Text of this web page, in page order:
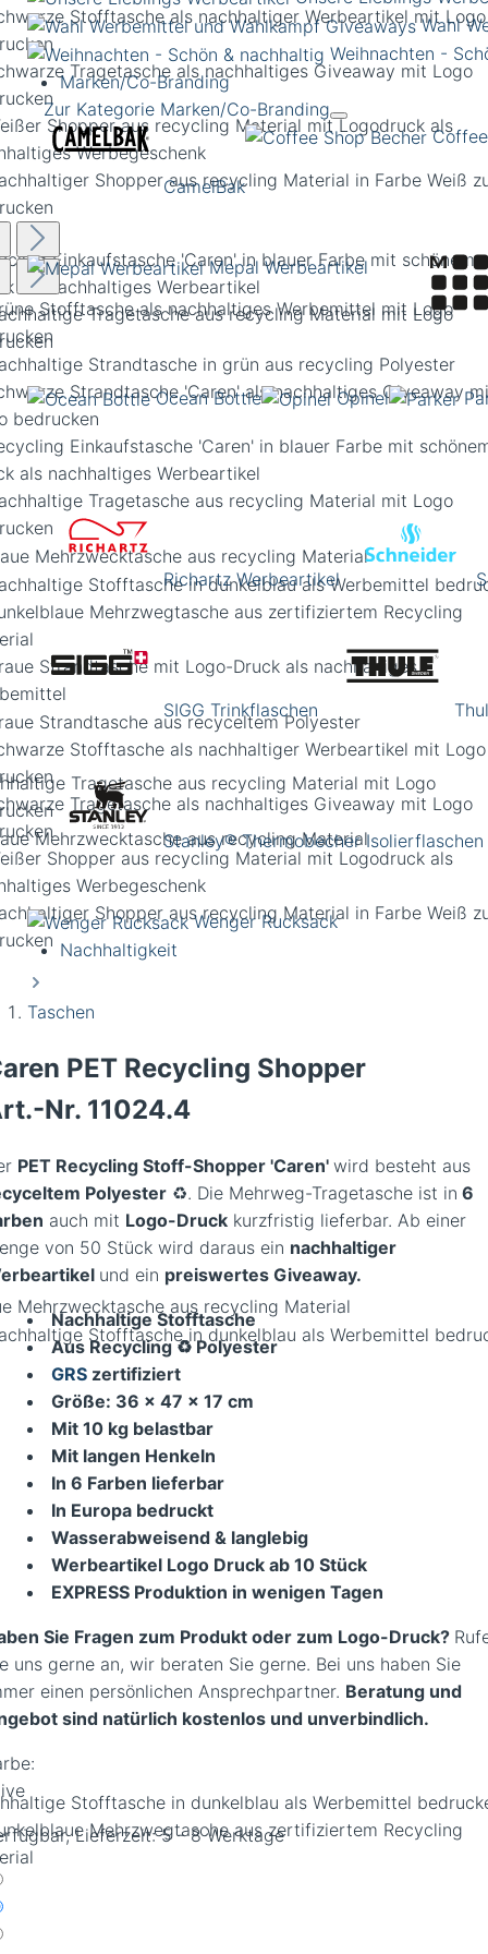
Wahl
Weihnachten -
Marken/Co-Branding
Zur Kategorie Marken/Co-Branding
CamelBak
Mepal Werbeartikel
Ocean Bottle Opinel
Richartz Werbeartikel
SIGG Trinkflaschen
Stanley® Thermobecher Isolierflaschen
Wenger Rucksack
Nachhaltigkeit
Einkaufstasche 'Caren' in blauer Farbe mit schönem
als nachhaltiges Werbeartikel
Tragetasche aus recycling Material mit Logo
Mehrzwecktasche aus recycling Material
Stofftasche in dunkelblau als Werbemittel
Taschen
PET Recycling Shopper
Nr. 11024.4
PET Recycling Stoff-Shopper 'Caren' wird besteht aus
Polyester ♻️. Die Mehrweg-Tragetasche ist in 6
auch mit Logo-Druck kurzfristig lieferbar. Ab einer
von 50 Stück wird daraus ein nachhaltiger
und ein preiswertes Giveaway.
Nachhaltige Stofftasche
Aus Recycling ♻️ Polyester
GRS zertifiziert
Größe: 36 x 47 x 17 cm
Mit 10 kg belastbar
Mit langen Henkeln
In 6 Farben lieferbar
In Europa bedruckt
Wasserabweisend & langlebig
Werbeartikel Logo Druck ab 10 Stück
EXPRESS Produktion in wenigen Tagen
Sie Fragen zum Produkt oder zum Logo-Druck?
uns gerne an, wir beraten Sie gerne. Bei uns haben Sie
einen persönlichen Ansprechpartner. Beratung und
sind natürlich kostenlos und unverbindlich.
Lieferzeit: 5 - 8 Werktage